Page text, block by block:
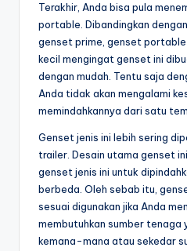
Terakhir, Anda bisa pula
portable. Dibandingkan
genset prime, genset portable
kecil mengingat genset ini
dengan mudah. Tentu saja
Anda tidak akan mengalami
memindahkannya dari satu
Genset jenis ini lebih sering
trailer. Desain utama genset
genset jenis ini untuk
berbeda. Oleh sebab itu,
sesuai digunakan jika Anda
membutuhkan sumber tenaga
kemana-mana atau sekedar